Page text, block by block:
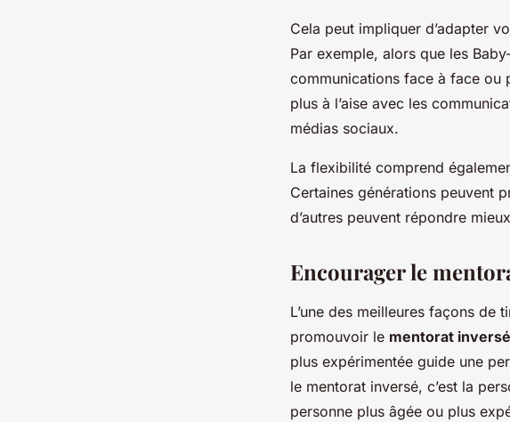
Cela peut impliquer d’adapter
Par exemple, alors que les
communications face à face ou
plus à l’aise avec les
médias sociaux.
La flexibilité comprend
Certaines générations peuvent
d’autres peuvent répondre
Encourager le
L’une des meilleures façons de
promouvoir le mentorat inversé
plus expérimentée guide une
le mentorat inversé, c’est la
personne plus âgée ou plus